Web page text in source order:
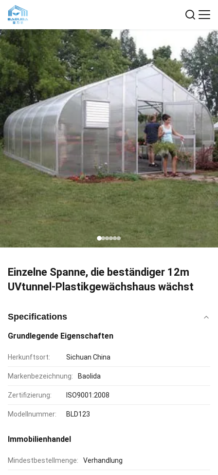
Einzelne Spanne, die beständiger 12m
UVtunnel-Plastikgewächshaus wächst
Specifications
Grundlegende Eigenschaften
Herkunftsort: Sichuan China
Markenbezeichnung: Baolida
Zertifizierung: ISO9001:2008
Modellnummer: BLD123
Immobilienhandel
Mindestbestellmenge: Verhandlung